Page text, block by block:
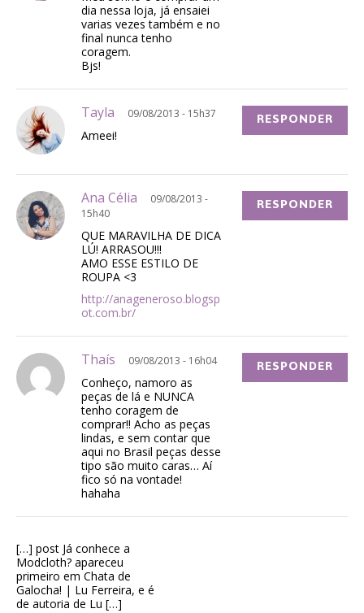
dia nessa loja, já ensaiei
varias vezes também e no
final nunca tenho
coragem.
Bjs!
Tayla 09/08/2013 - 15h37
Ameei!
RESPONDER
Ana Célia
09/08/2013 -
15h40
QUE MARAVILHA DE DICA
LÚ! ARRASOU!!!
AMO ESSE ESTILO DE
ROUPA <3
http://anageneroso.blogsp
ot.com.br/
RESPONDER
Thaís 09/08/2013 - 16h04
Conheço, namoro as
peças de lá e NUNCA
tenho coragem de
comprar!! Acho as peças
lindas, e sem contar que
aqui no Brasil peças desse
tipo são muito caras… Aí
fico só na vontade!
hahaha
RESPONDER
[…] post Já conhece a
Modcloth? apareceu
primeiro em Chata de
Galocha! | Lu Ferreira, e é
de autoria de Lu […]